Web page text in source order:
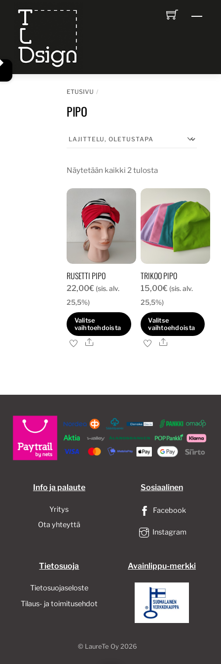
content
ETUSIVU
PIPO
Näytetään kaikki 2 tulosta
RUSETTI PIPO
22,00€ (sis. alv.
25,5%)
Valitse
vaihtoehdoista
Tällä
muunnelma.
tehdä
valinnat
tuotteen
Ale
TRIKOO PIPO
15,00€ (sis. alv.
25,5%)
Valitse
vaihtoehdoista
Tällä
muunnelma.
tehdä
valinnat
tuotteen
Ale
Info ja palaute
Yritys
Ota yhteyttä
Sosiaalinen
Facebook
Instagram
Tietosuoja
Tietosuojaseloste
Tilaus- ja toimitusehdot
Avainlippu-merkki
© LaureTe Oy2026